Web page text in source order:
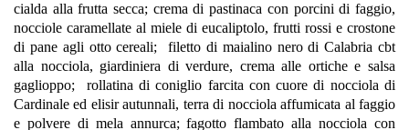
cialda alla frutta secca; crema di pastinaca con porcini di faggio,
nocciole caramellate al miele di eucaliptolo, frutti rossi e crostone
di pane agli otto cereali; filetto di maialino nero di Calabria cbt
alla nocciola, giardiniera di verdure, crema alle ortiche e salsa
gaglioppo; rollatina di coniglio farcita con cuore di nocciola di
Cardinale ed elisir autunnali, terra di nocciola affumicata al faggio
e polvere di mela annurca; fagotto flambato alla nocciola con